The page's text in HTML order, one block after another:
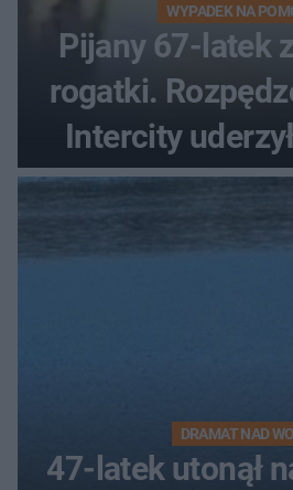
WYPADEK NA
Pijany 67-latek
rogatki.
Intercity
DRAMAT NAD
47-latek utonął